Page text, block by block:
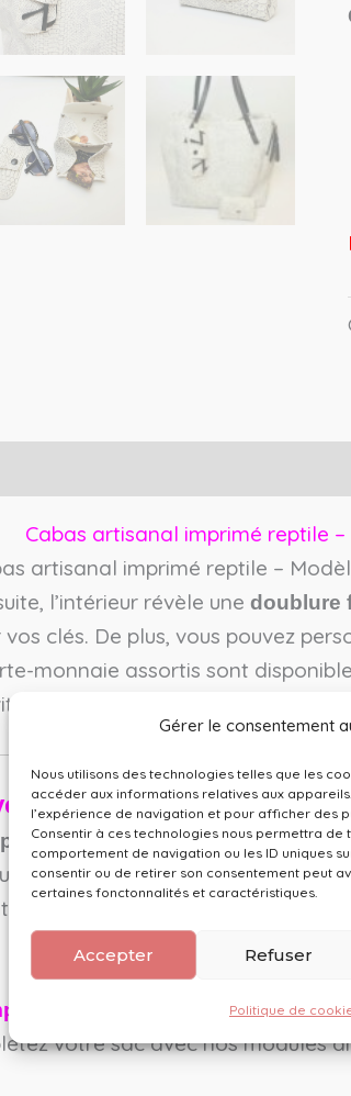
Gérer le consentement
Nous utilisons des technologies telles que les
accéder aux informations relatives aux
l’expérience de navigation et pour afficher des
Consentir à ces technologies nous permettra
comportement de navigation ou les ID uniques
consentir ou de retirer son consentement peut
certaines fonctonnalités et caractéristiques.
Accepter Refuser
Politique de
Cabas artisanal imprimé reptile
artisanal imprimé reptile –
l’intérieur révèle une doublure
clés. De plus, vous pouvez
monnaie assortis sont
totale. C’est pourquoi ce cabas
cabas artisanal
, c’est privilégier la qualité et
et confortable. La matière
, le format
votre sac artisanal
votre sac avec nos modules